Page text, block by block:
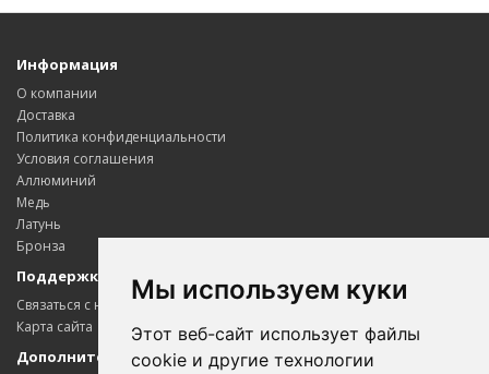
Мы используем куки
Этот веб-сайт использует файлы
cookie и другие технологии
Информация
О компании
Доставка
Политика конфиденциальности
Условия соглашения
Аллюминий
Медь
Латунь
Бронза
Поддержка клиентов
Связаться с нами
Карта сайта
Дополнительно